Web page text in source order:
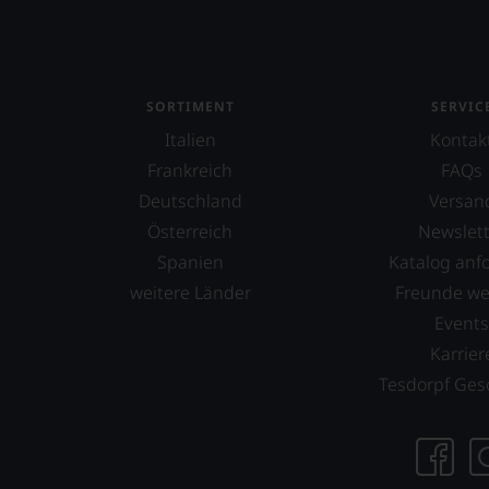
wir
WIR
WEINE
AUCH
SELBST
Wir,
das
des
SORTIMENT
Italien
Frankreich
Deutschland
Österreich
Spanien
weitere Länder
FAQs
Katalog
Freunde
Events
Tesdorpf